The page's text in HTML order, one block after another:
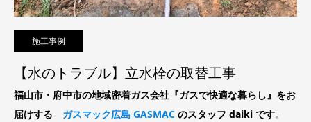
施工事例
【水のトラブル】立水栓の取替工事
福山市・府中市の地域密着ガス会社『ガスで快適な暮らし』をお
届けする ガスマック広島 GASMAC のスタッフ daiki です。